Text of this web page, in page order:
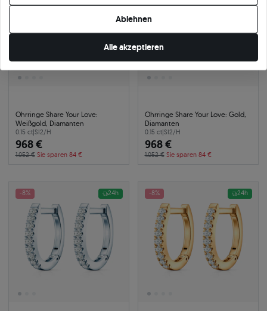
Ohrringe Share Your Love:
Weißgold, Diamanten
0.15 ct|SI2/H
968 €
1.052 € Sie sparen 84 €
Ohrringe Share Your Love: Gold,
Diamanten
0.15 ct|SI2/H
968 €
1.052 € Sie sparen 84 €
-8% 24h -8% 24h
Ihre Cookie-Einstellungen ändern.
Ablehnen
Alle akzeptieren